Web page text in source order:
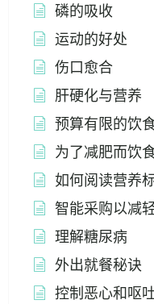
磷的吸收
运动的好处
伤口愈合
肝硬化与营养
预算有限的饮
为了减肥而饮
如何阅读营养
智能采购以减
理解糖尿病
外出就餐秘诀
控制恶心和呕